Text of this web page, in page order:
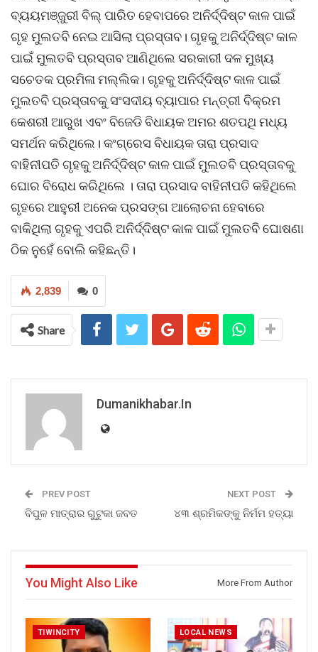
ବ୍ୟୟମଞ୍ଜୁରୀ ବିଲ୍ ପାରିତ ହେବାପରେ ଅନିର୍ଦ୍ଦିଷ୍ଟ କାଳ ପାଇଁ
ଗୃହ ମୁଲତବି ନେଇ ଆସିଲା ପ୍ରସ୍ତାବ। ଗୃହକୁ ଅନିର୍ଦ୍ଦିଷ୍ଟ କାଳ
ପାଇଁ ମୁଲତବି ପ୍ରସ୍ତାବ ଆଣିଥିଲେ ସରକାରୀ ଦଳ ମୁଖ୍ୟ
ସଚେତକ ପ୍ରମିଳା ମଲ୍ଲିକ। ଗୃହକୁ ଅନିର୍ଦ୍ଦିଷ୍ଟ କାଳ ପାଇଁ
ମୁଲତବି ପ୍ରସ୍ତାବକୁ ସଂସଦୀୟ ବ୍ୟାପାର ମନ୍ତ୍ରୀ ବିକ୍ରମ
କେଶରୀ ଆରୁଖ ଏବଂ ବିଜେଡି ବିଧାୟକ ଅମର ଶତପଥି ମଧ୍ୟ
ସମର୍ଥନ କରିଥିଲେ। କଂଗ୍ରେସ ବିଧାୟକ ତାରା ପ୍ରସାଦ
ବାହିନୀପତି ଗୃହକୁ ଅନିର୍ଦ୍ଦିଷ୍ଟ କାଳ ପାଇଁ ମୁଲତବି ପ୍ରସ୍ତାବକୁ
ଘୋର ବିରୋଧ କରିଥିଲେ । ତାରା ପ୍ରସାଦ ବାହିନୀପତି କହିଥିଲେ
ଗୃହରେ ଆହୁରୀ ଅନେକ ପ୍ରସଙ୍ଗ ଆଲୋଚନା ହେବାରେ
ବାକିଥିଲା ଗୃହକୁ ଏପରି ଅନିର୍ଦ୍ଦିଷ୍ଟ କାଳ ପାଇଁ ମୁଲତବି ଘୋଷଣା
ଠିକ ନୁହେଁ ବୋଲି କହିଛନ୍ତି।
0
2,839
Share
Dumanikhabar.in
PREV POST
ବିପୁଳ ମାତ୍ରାର ଗୁଟୁକା ଜବତ
NEXT POST
୪୩ ଶ୍ରମିକଙ୍କୁ ନିର୍ମମ ହତ୍ୟା
You Might Also Like More From Author
TIWINCITY LOCAL NEWS